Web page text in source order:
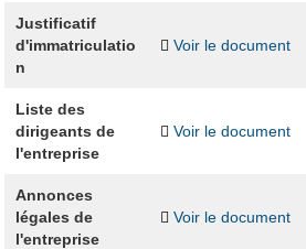
Justificatif
d'immatriculatio
n
Voir le document
Liste des
dirigeants de
l'entreprise
Voir le document
Annonces
légales de
l'entreprise
Voir le document